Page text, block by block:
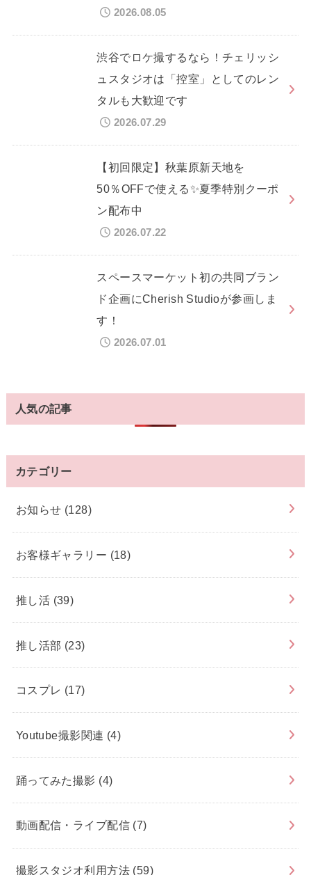
2026.08.05
渋谷でロケ撮するなら！チェリッシ
ュスタジオは「控室」としてのレン
タルも大歓迎です
2026.07.29
【初回限定】秋葉原新天地を
50％OFFで使える✨夏季特別クーポ
ン配布中
2026.07.22
スペースマーケット初の共同ブラン
ド企画にCherish Studioが参画しま
す！
2026.07.01
人気の記事
カテゴリー
お知らせ (128)
お客様ギャラリー (18)
推し活 (39)
推し活部 (23)
コスプレ (17)
Youtube撮影関連 (4)
踊ってみた撮影 (4)
動画配信・ライブ配信 (7)
撮影スタジオ利用方法 (59)